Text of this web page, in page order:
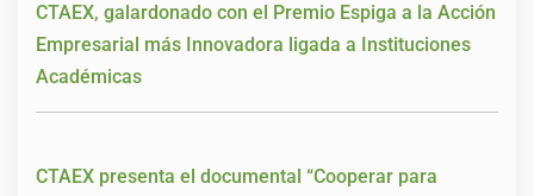
CTAEX, galardonado con el Premio Espiga a la Acción
Empresarial más Innovadora ligada a Instituciones
Académicas
CTAEX presenta el documental “Cooperar para